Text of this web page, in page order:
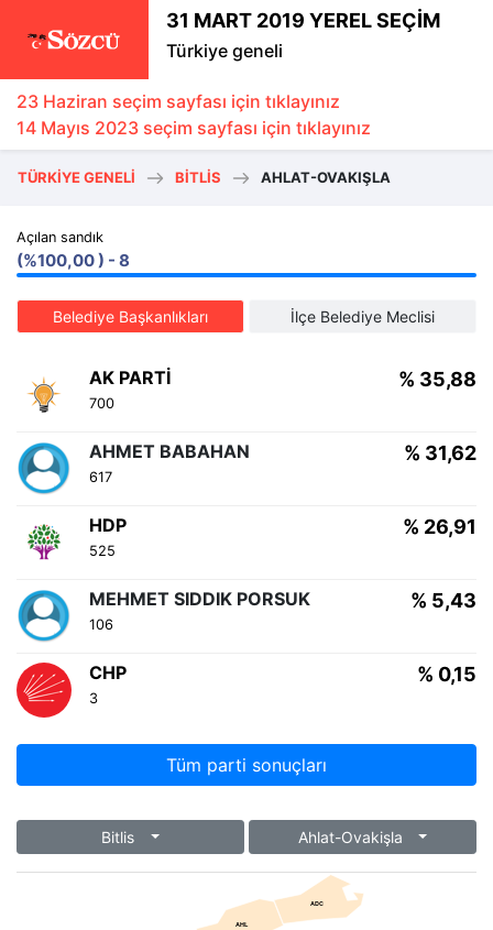
31 MART 2019 YEREL SEÇİM
Türkiye geneli
23 Haziran seçim sayfası için tıklayınız
14 Mayıs 2023 seçim sayfası için tıklayınız
TÜRKIYE GENELI BITLIS AHLAT-OVAKIŞLA
Bitlis Ahlat-Ovakişla
ADC
AHL
Açılan sandık
(%100,00 ) - 8
Belediye Başkanlıkları İlçe Belediye Meclisi
AK PARTI % 35,88
700
AHMET BABAHAN % 31,62
617
HDP % 26,91
525
MEHMET SIDDIK PORSUK % 5,43
106
CHP % 0,15
3
Tüm parti sonuçları